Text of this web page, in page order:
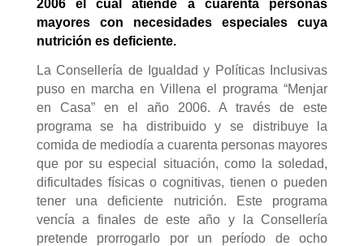
2006 el cual atiende a cuarenta personas
mayores con necesidades especiales cuya
nutrición es deficiente.
La Consellería de Igualdad y Políticas Inclusivas
puso en marcha en Villena el programa “Menjar
en Casa” en el año 2006. A través de este
programa se ha distribuido y se distribuye la
comida de mediodía a cuarenta personas mayores
que por su especial situación, como la soledad,
dificultades físicas o cognitivas, tienen o pueden
tener una deficiente nutrición. Este programa
vencía a finales de este año y la Consellería
pretende prorrogarlo por un período de ocho